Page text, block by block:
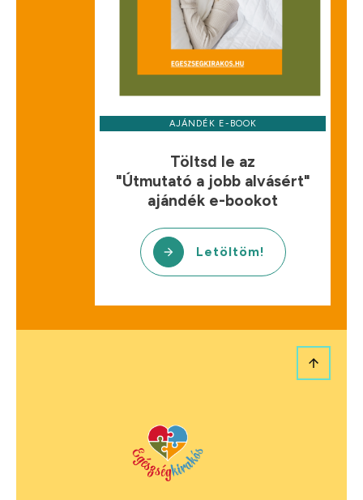
AJÁNDÉK E-BOOK
Töltsd le az
"Útmutató a jobb alvásért"
ajándék e-bookot
Letöltöm!